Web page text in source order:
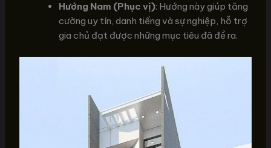
Hướng Nam (Phục vị): Hướng này giúp tăng
cường uy tín, danh tiếng và sự nghiệp, hỗ trợ
gia chủ đạt được những mục tiêu đã đề ra.